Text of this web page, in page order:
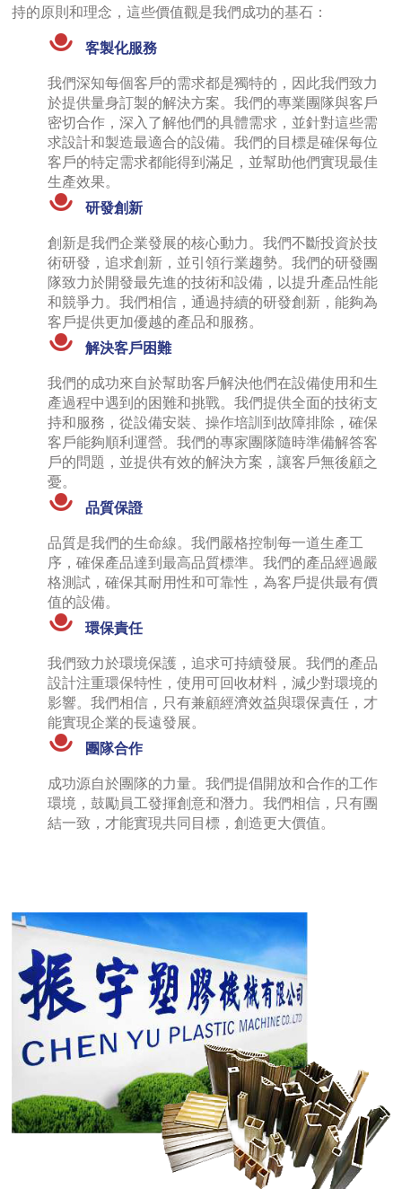
持的原則和理念，這些價值觀是我們成功的基石：
客製化服務
我們深知每個客戶的需求都是獨特的，因此我們致力
於提供量身訂製的解決方案。我們的專業團隊與客戶
密切合作，深入了解他們的具體需求，並針對這些需
求設計和製造最適合的設備。我們的目標是確保每位
客戶的特定需求都能得到滿足，並幫助他們實現最佳
生產效果。
研發創新
創新是我們企業發展的核心動力。我們不斷投資於技
術研發，追求創新，並引領行業趨勢。我們的研發團
隊致力於開發最先進的技術和設備，以提升產品性能
和競爭力。我們相信，通過持續的研發創新，能夠為
客戶提供更加優越的產品和服務。
解決客戶困難
我們的成功來自於幫助客戶解決他們在設備使用和生
產過程中遇到的困難和挑戰。我們提供全面的技術支
持和服務，從設備安裝、操作培訓到故障排除，確保
客戶能夠順利運營。我們的專家團隊隨時準備解答客
戶的問題，並提供有效的解決方案，讓客戶無後顧之
憂。
品質保證
品質是我們的生命線。我們嚴格控制每一道生產工
序，確保產品達到最高品質標準。我們的產品經過嚴
格測試，確保其耐用性和可靠性，為客戶提供最有價
值的設備。
環保責任
我們致力於環境保護，追求可持續發展。我們的產品
設計注重環保特性，使用可回收材料，減少對環境的
影響。我們相信，只有兼顧經濟效益與環保責任，才
能實現企業的長遠發展。
團隊合作
成功源自於團隊的力量。我們提倡開放和合作的工作
環境，鼓勵員工發揮創意和潛力。我們相信，只有團
結一致，才能實現共同目標，創造更大價值。